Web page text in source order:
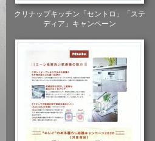
クリナップキッチン「セントロ」「ステ
ディア」キャンペーン